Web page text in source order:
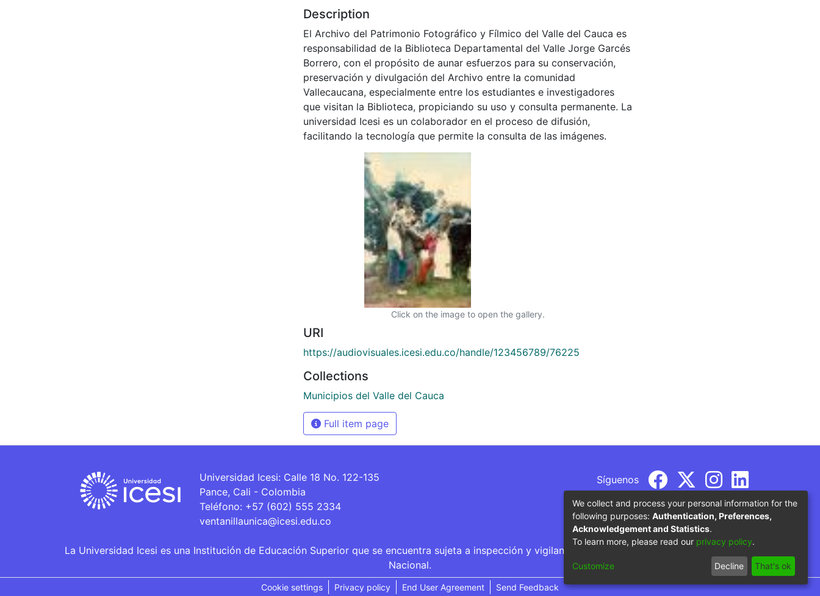
Description
El Archivo del Patrimonio Fotográfico y Fílmico del Valle del Cauca es
responsabilidad de la Biblioteca Departamental del Valle Jorge Garcés
Borrero, con el propósito de aunar esfuerzos para su conservación,
preservación y divulgación del Archivo entre la comunidad
Vallecaucana, especialmente entre los estudiantes e investigadores
que visitan la Biblioteca, propiciando su uso y consulta permanente. La
universidad Icesi es un colaborador en el proceso de difusión,
facilitando la tecnología que permite la consulta de las imágenes.
Click on the image to open the gallery.
URI
https://audiovisuales.icesi.edu.co/handle/123456789/76225
Collections
Municipios del Valle del Cauca
Full item page
Universidad Icesi: Calle 18 No. 122-135
Pance, Cali - Colombia
Teléfono: +57 (602) 555 2334
ventanillaunica@icesi.edu.co
Síguenos
La Universidad Icesi es una Institución de Educación Superior que se encuentra sujeta a inspección y vigilancia por parte del Ministerio de Educación
Nacional.
Cookie settings Privacy policy End User Agreement Send Feedback
We collect and process your personal information for the
following purposes: Authentication, Preferences,
Acknowledgement and Statistics.
To learn more, please read our privacy policy.
Customize Decline That's ok